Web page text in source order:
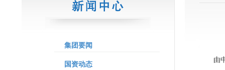
集团要闻
国资动态
由